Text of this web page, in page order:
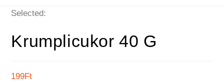
Selected:
Krumplicukor 40 G
199Ft